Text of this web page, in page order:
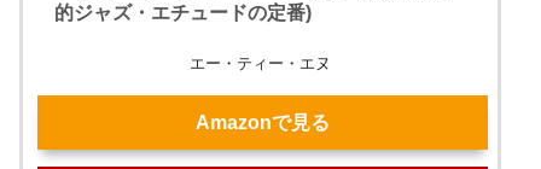
的ジャズ・エチュードの定番)
エー・ティー・エヌ
Amazonで見る